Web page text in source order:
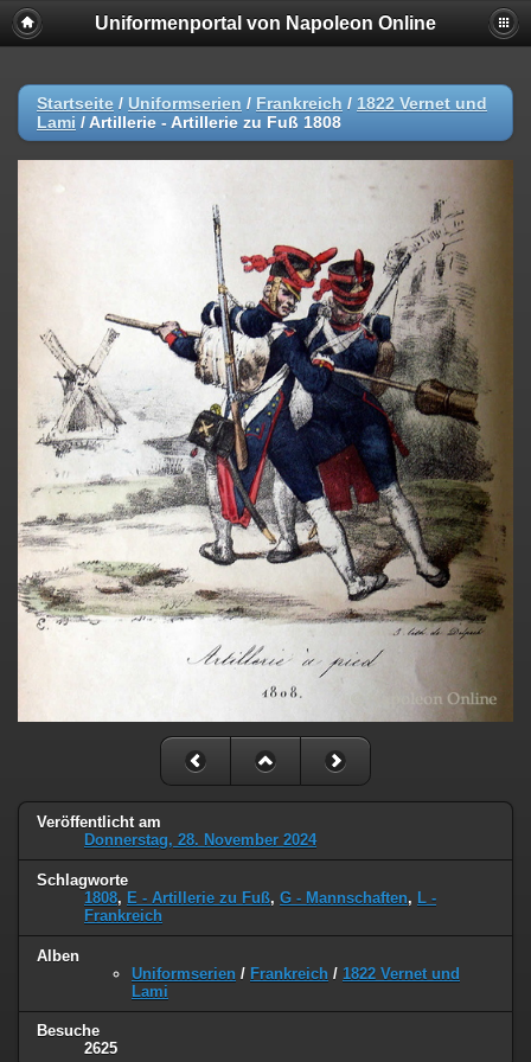
Uniformenportal von Napoleon Online
Startseite / Uniformserien / Frankreich / 1822 Vernet und
Lami / Artillerie - Artillerie zu Fuß 1808
Veröffentlicht am
Donnerstag, 28. November 2024
Schlagworte
1808, E - Artillerie zu Fuß, G - Mannschaften, L -
Frankreich
Alben
Uniformserien / Frankreich / 1822 Vernet und
Lami
Besuche
2625